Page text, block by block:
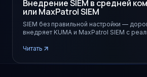
Внедрение SIEM в средней
или MaxPatrol SIEM
SIEM без правильной настройки —
внедряет KUMA и MaxPatrol SIEM с
Читать